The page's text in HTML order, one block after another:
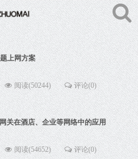
上网方案
阅读(50244) 评论(0)
关在酒店、企业等网络中的应用
阅读(54652) 评论(0)